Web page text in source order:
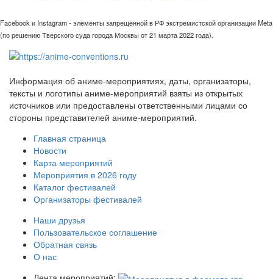
Facebook и Instagram - элементы запрещённой в РФ экстремистской организации Meta
(по решению Тверского суда города Москвы от 21 марта 2022 года).
Информация об аниме-мероприятиях, даты, организаторы,
тексты и логотипы аниме-мероприятий взяты из открытых
источников или предоставлены ответственными лицами со
стороны представителей аниме-мероприятий.
Главная страница
Новости
Карта мероприятий
Мероприятия в 2026 году
Каталог фестивалей
Организаторы фестивалей
Наши друзья
Пользовательское соглашение
Обратная связь
О нас